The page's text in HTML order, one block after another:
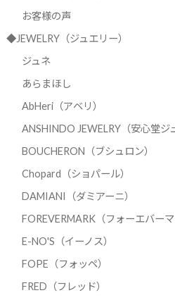
お客様の声
◆JEWELRY（ジュエリー）
ジュネ
あらまほし
AbHeri（アベリ）
ANSHINDO JEWELRY（安心堂ジ
BOUCHERON（ブシュロン）
Chopard（ショパール）
DAMIANI（ダミアーニ）
FOREVERMARK（フォーエバーマ
E-NO'S（イーノス）
FOPE（フォッペ）
FRED（フレッド）